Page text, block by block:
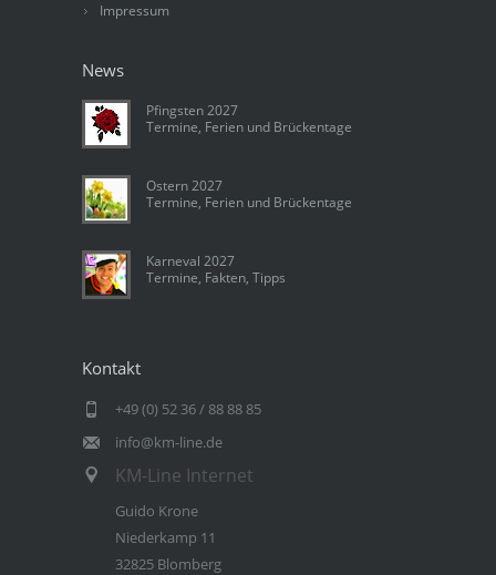
Impressum
News
Pfingsten 2027
Termine, Ferien und Brückentage
Ostern 2027
Termine, Ferien und Brückentage
Karneval 2027
Termine, Fakten, Tipps
Kontakt
+49 (0) 52 36 / 88 88 85
info@km-line.de
KM-Line Internet
Guido Krone
Niederkamp 11
32825 Blomberg